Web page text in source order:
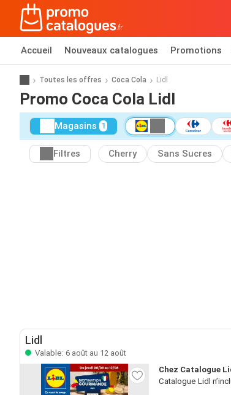
Accueil Nouveaux catalogues Promotions
Toutes les offres Coca Cola Lidl
Promo Coca Cola Lidl
Magasins 1
Filtres Cherry Sans Sucres
Lidl
Valable: 6 août au 12 août
Chez Catalogue
Catalogue Lidl